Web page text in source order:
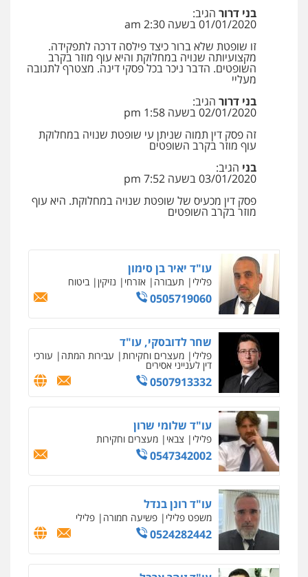
בני דרור הגיב:
01/01/2020 בשעה 2:30 am
זו שופטת שלא ברור כיצד פילסה דרכה לתפקידה.
מקצועיותה שנויה במחלוקת והיא עוף מוזר בקרב
השופטים. הדבר ניכר בכל פסקי דינה. מצטרף לתגובה
מעליי
בני דרור הגיב:
02/01/2020 בשעה 1:58 pm
זה פסק דין תמוה שניתן עי שופטת שנויה במחלוקת
עוף מוזר בקרב השופטים
בני הגיב:
03/01/2020 בשעה 7:52 pm
פסק דין מכעיס של שופטת שנויה במחלוקת. היא עוף
מוזר בקרב השופטים
עו"ד שלי גורביץ – לוי
משפט פלילי פשיעה חמורה מעצרים
וחקירות צבאי תעבורה
0544218336
עורך דין תמיר אלטיט
0545577862
עו"ד אריה פטר
לשעבר סגן מנהל המחלקה הפלילית
בפרקליטות המדינה
עו"ד יאיר בן סימון
פלילי תעבורה אזרחי נזיקין ביטוח
0505719060
שחר לדובסקי, עו"ד
פלילי מעצרים וחקירות עבירות המתה עורכי
דין לענייני אסירים
0507913332
עו"ד שלומי שרון
פלילי צבאי מעצרים וחקירות
0547342002
עו"ד רונן בנדל
משפט פלילי פשיעה חמורה פלילי
0524282442